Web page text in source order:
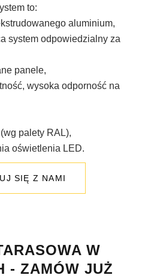
to:
aluminium,
system odpowiedzialny za
panele,
wysoka odporność na
palety RAL),
oświetlenia LED.
SIĘ Z NAMI
W
- ZAMÓW JUŻ